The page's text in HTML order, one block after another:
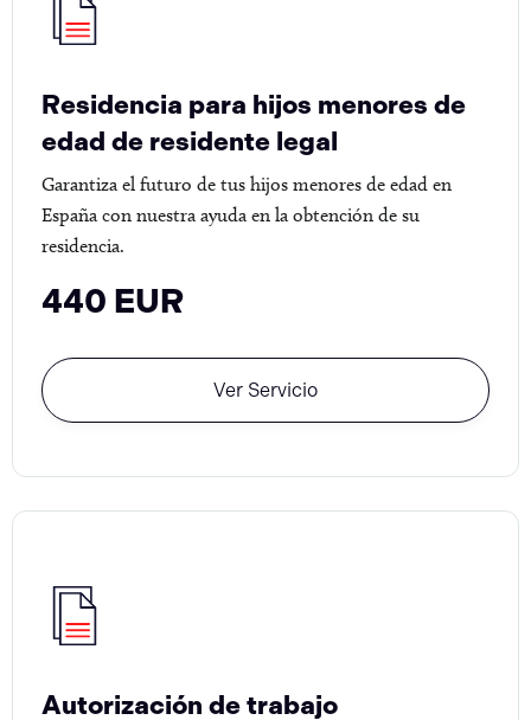
Residencia para hijos menores de
edad de residente legal
Garantiza el futuro de tus hijos menores de edad en
España con nuestra ayuda en la obtención de su
residencia.
440 EUR
Ver Servicio
Autorización de trabajo